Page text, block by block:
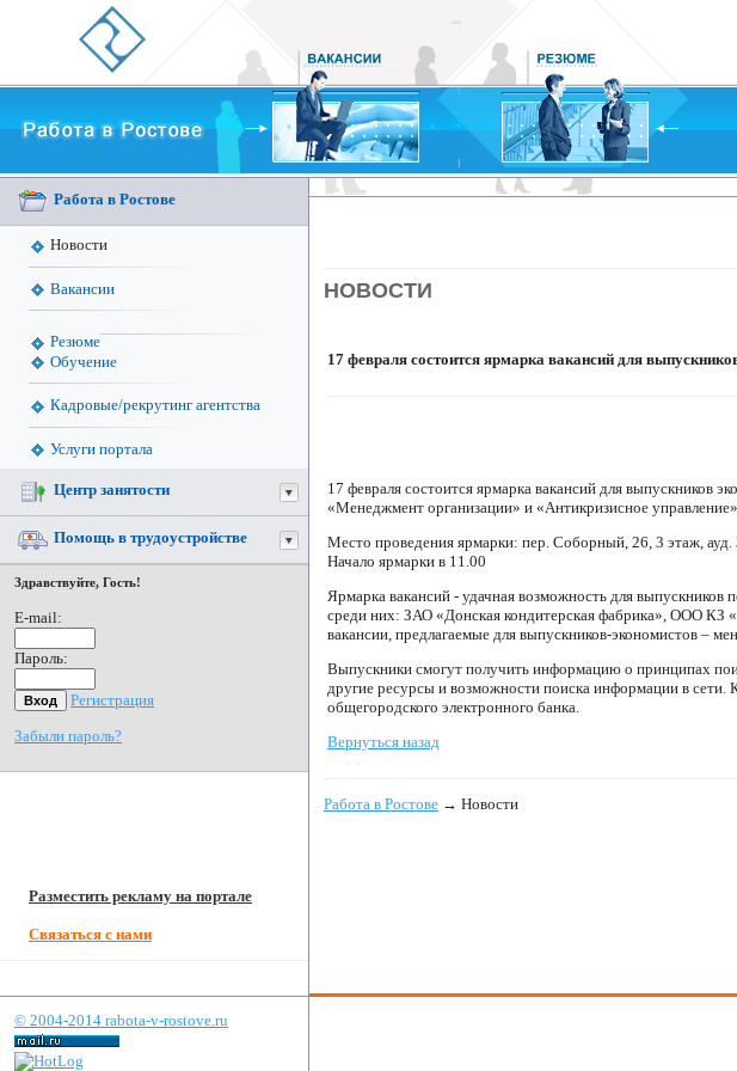
Работа в Ростове
Новости
Вакансии
Резюме
Обучение
Кадровые/рекрутинг агентства
Услуги портала
Центр занятости
Помощь в трудоустройстве
Здравствуйте, Гость!
E-mail:
Пароль:
Регистрация
Забыли пароль?
Разместить рекламу на портале
Связаться с нами
НОВОСТИ
17 февраля состоится ярмарка вакансий для
17 февраля состоится ярмарка вакансий для выпускников
«Менеджмент организации» и «Антикризисное
Место проведения ярмарки: пер. Соборный, 26, 3 этаж, ауд.
Начало ярмарки в 11.00
Ярмарка вакансий - удачная возможность для выпускников
среди них: ЗАО «Донская кондитерская фабрика», ООО
вакансии, предлагаемые для выпускников-экономистов –
Выпускники смогут получить информацию о принципах
другие ресурсы и возможности поиска информации в
общегородского электронного банка.
Вернуться назад
Работа в Ростове → Новости
© 2004-2014 rabota-v-rostove.ru